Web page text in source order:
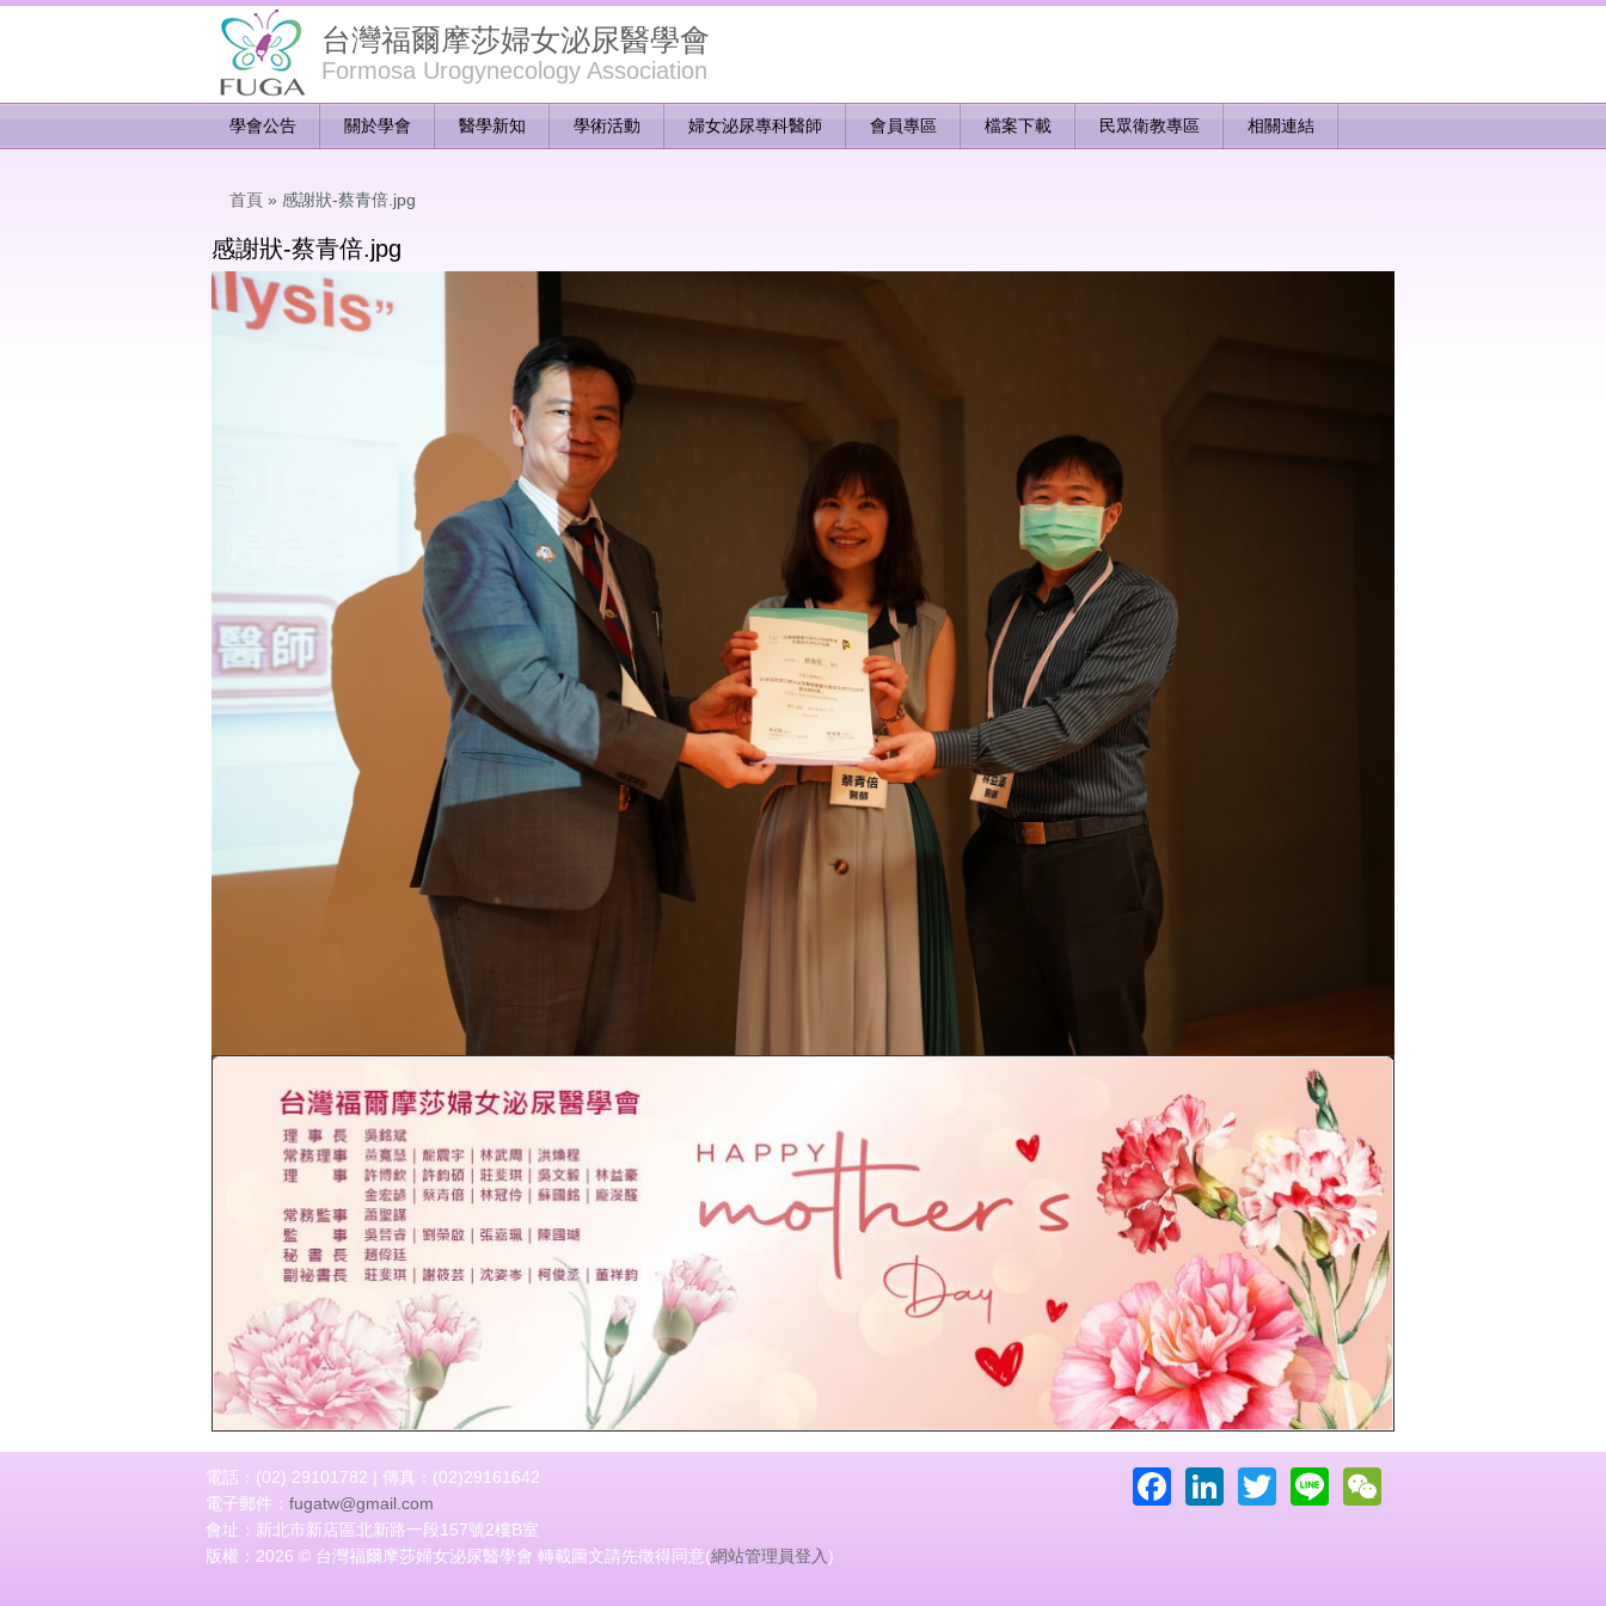
台灣福爾摩莎婦女泌尿醫學會
Formosa Urogynecology Association
學會公告 關於學會 醫學新知 學術活動 婦女泌尿專科醫師 會員專區 檔案下載 民眾衛教專區 相關連結
首頁 » 感謝狀-蔡青倍.jpg
感謝狀-蔡青倍.jpg
Facebook
LinkedIn
Twitter
Line
電話：(02) 29101782 | 傳真：(02)29161642
電子郵件： fugatw@gmail.com
會址：新北市新店區北新路一段157號2樓B室
版權：2026 © 台灣福爾摩莎婦女泌尿醫學會 轉載圖文請先徵得同意(網站管理員登入)